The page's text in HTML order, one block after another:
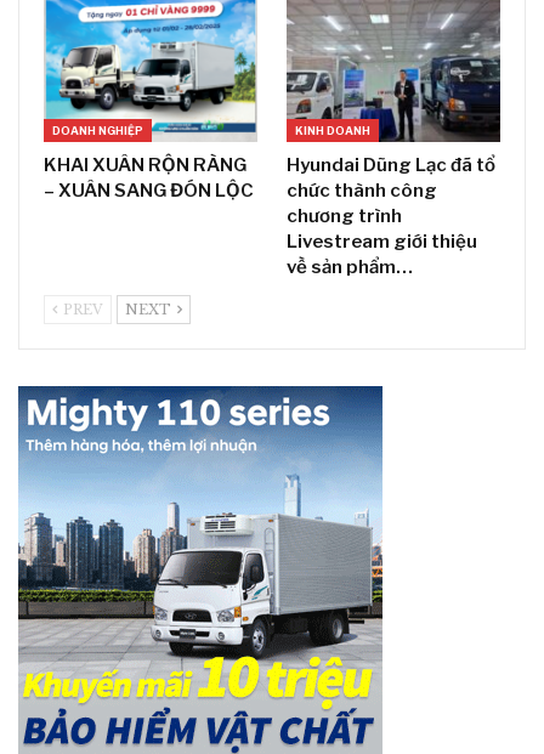
DOANH NGHIỆP
KHAI XUÂN RỘN RÀNG
– XUÂN SANG ĐÓN LỘC
KINH DOANH
Hyundai Dũng Lạc đã tổ
chức thành công
chương trình
Livestream giới thiệu
về sản phẩm…
PREV NEXT